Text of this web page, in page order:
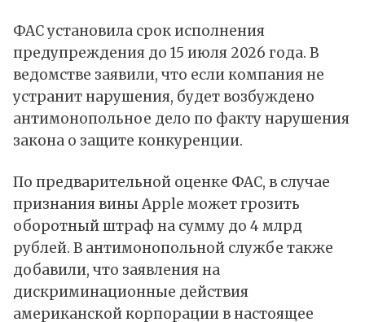
ФАС установила срок исполнения
предупреждения до 15 июля 2026 года. В
ведомстве заявили, что если компания не
устранит нарушения, будет возбуждено
антимонопольное дело по факту нарушения
закона о защите конкуренции.
По предварительной оценке ФАС, в случае
признания вины Apple может грозить
оборотный штраф на сумму до 4 млрд
рублей. В антимонопольной службе также
добавили, что заявления на
дискриминационные действия
американской корпорации в настоящее